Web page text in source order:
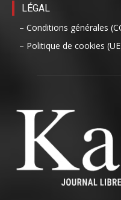
LÉGAL
– Conditions générales
– Politique de cookies